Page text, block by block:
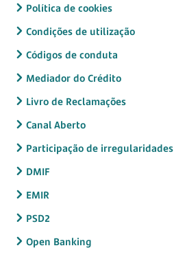
Política de cookies
Condições de utilização
Códigos de conduta
Mediador do Crédito
Livro de Reclamações
Canal Aberto
Participação de irregularidades
DMIF
EMIR
PSD2
Open Banking